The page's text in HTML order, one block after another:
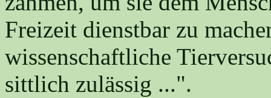
Freizeit dienstbar zu
wissenschaftliche
sittlich zulässig ...".